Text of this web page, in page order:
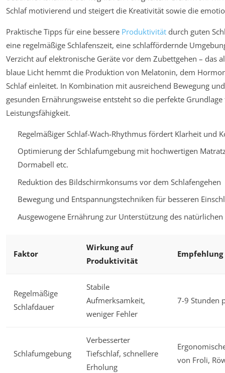
Schlaf motivierend und steigert die Kreativität sowie die
Praktische Tipps für eine bessere Produktivität durch guten
eine regelmäßige Schlafenszeit, eine schlaffördernde
Verzicht auf elektronische Geräte vor dem Zubettgehen – das
blaue Licht hemmt die Produktion von Melatonin, dem
Schlaf einleitet. In Kombination mit ausreichend Bewegung
gesunden Ernährungsweise entsteht so die perfekte
Leistungsfähigkeit.
Regelmäßiger Schlaf-Wach-Rhythmus fördert Klarheit und
Optimierung der Schlafumgebung mit hochwertigen
Dormabell etc.
Reduktion des Bildschirmkonsums vor dem Schlafengehen
Bewegung und Entspannungstechniken für besseren
Ausgewogene Ernährung zur Unterstützung des natürlichen
Faktor
Wirkung auf
Produktivität
Empfehlung
Regelmäßige
Schlafdauer
Stabile
Aufmerksamkeit,
weniger Fehler
7-9 Stunden
Schlafumgebung
Verbesserter
Tiefschlaf, schnellere
Erholung
von Froli,